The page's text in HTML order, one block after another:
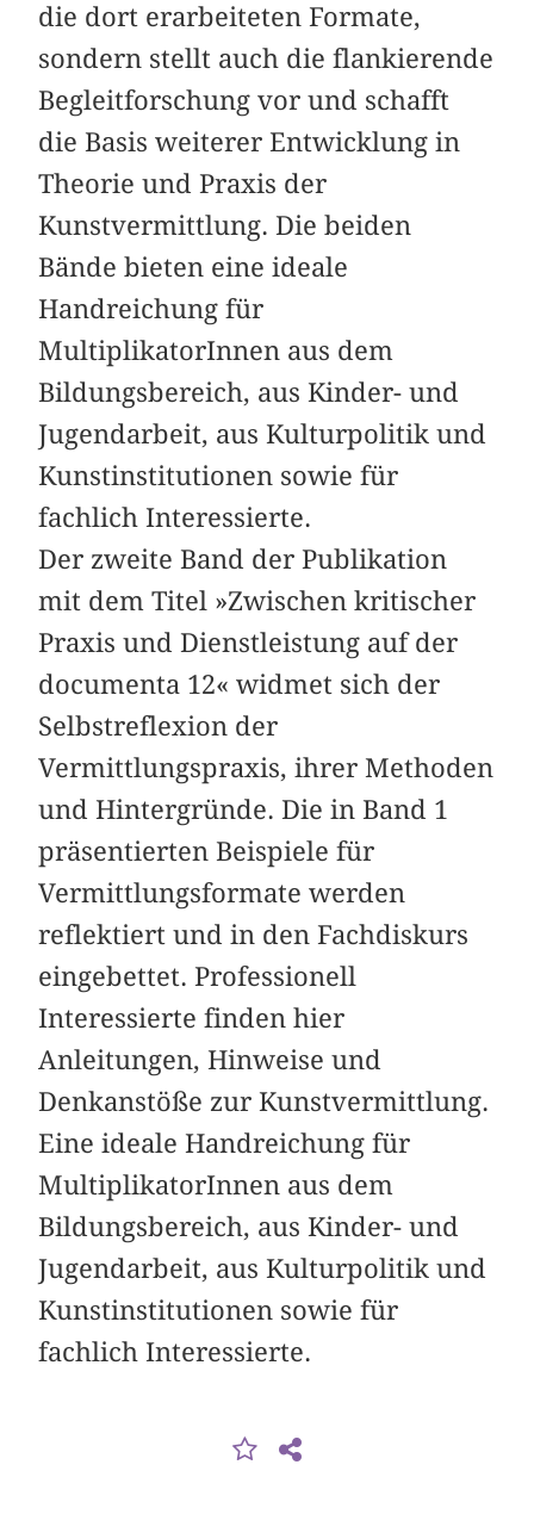
die dort erarbeiteten Formate,
sondern stellt auch die flankierende
Begleitforschung vor und schafft
die Basis weiterer Entwicklung in
Theorie und Praxis der
Kunstvermittlung. Die beiden
Bände bieten eine ideale
Handreichung für
MultiplikatorInnen aus dem
Bildungsbereich, aus Kinder- und
Jugendarbeit, aus Kulturpolitik und
Kunstinstitutionen sowie für
fachlich Interessierte.
Der zweite Band der Publikation
mit dem Titel »Zwischen kritischer
Praxis und Dienstleistung auf der
documenta 12« widmet sich der
Selbstreflexion der
Vermittlungspraxis, ihrer Methoden
und Hintergründe. Die in Band 1
präsentierten Beispiele für
Vermittlungsformate werden
reflektiert und in den Fachdiskurs
eingebettet. Professionell
Interessierte finden hier
Anleitungen, Hinweise und
Denkanstöße zur Kunstvermittlung.
Eine ideale Handreichung für
MultiplikatorInnen aus dem
Bildungsbereich, aus Kinder- und
Jugendarbeit, aus Kulturpolitik und
Kunstinstitutionen sowie für
fachlich Interessierte.